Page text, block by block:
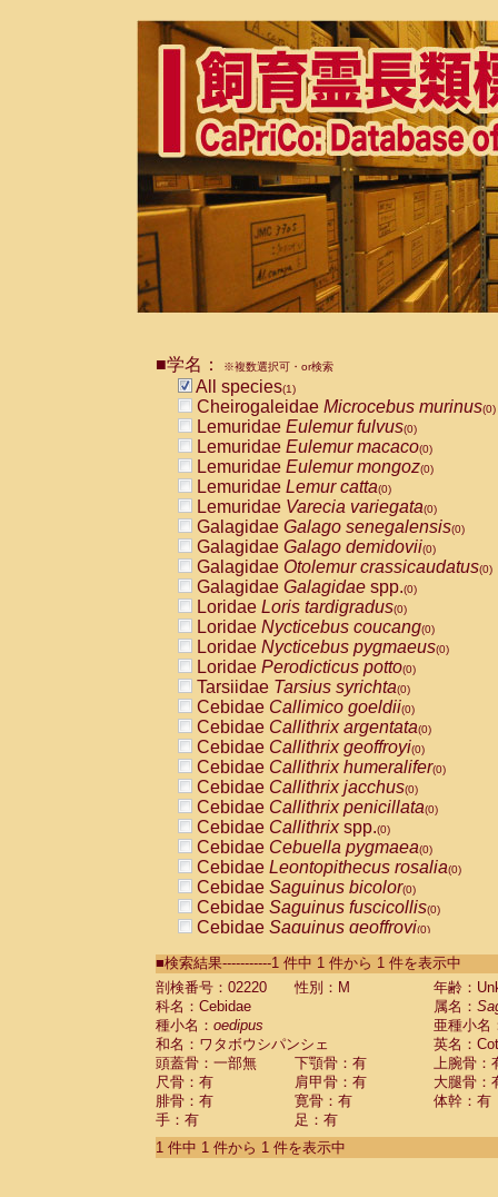
■学名： ※複数選択可・or検索
All species(1)
Cheirogaleidae Microcebus murinus(0)
Lemuridae Eulemur fulvus(0)
Lemuridae Eulemur macaco(0)
Lemuridae Eulemur mongoz(0)
Lemuridae Lemur catta(0)
Lemuridae Varecia variegata(0)
Galagidae Galago senegalensis(0)
Galagidae Galago demidovii(0)
Galagidae Otolemur crassicaudatus(0)
Galagidae Galagidae spp.(0)
Loridae Loris tardigradus(0)
Loridae Nycticebus coucang(0)
Loridae Nycticebus pygmaeus(0)
Loridae Perodicticus potto(0)
Tarsiidae Tarsius syrichta(0)
Cebidae Callimico goeldii(0)
Cebidae Callithrix argentata(0)
Cebidae Callithrix geoffroyi(0)
Cebidae Callithrix humeralifer(0)
Cebidae Callithrix jacchus(0)
Cebidae Callithrix penicillata(0)
Cebidae Callithrixspp.(0)
Cebidae Cebuella pygmaea(0)
Cebidae Leontopithecus rosalia(0)
Cebidae Saguinus bicolor(0)
Cebidae Saguinus fuscicollis(0)
Cebidae Saguinus geoffroyi(0)
CebidaeSaguinus labiatus(0)
Cebidae Saguinus leucopus (0)
Cebidae
Cebidae
CebidaeSaguinus nigricollis (0)
Cebidae Saguinus oedipus
Cebidae Saguinus weddelli
Cebidae Saguinusspp.
Cebidae Aotus trivirgatus
Cebidae Cebus albifrons
■検索結果-----------1 件中 1 件から 1 件を表示中
剖検番号：02220
性別：M
年齢：
科名：Cebidae
属名：
種小名： oedipus
亜種小名
和名：ワタボウシパンシェ
英名：
頭蓋骨：一部無
下顎骨：有
上腕骨：
尺骨：有
肩甲骨：有
大腿骨：
腓骨：有
寛骨：有
体幹：有
手：有
足：有
1 件中 1 件から 1 件を表示中